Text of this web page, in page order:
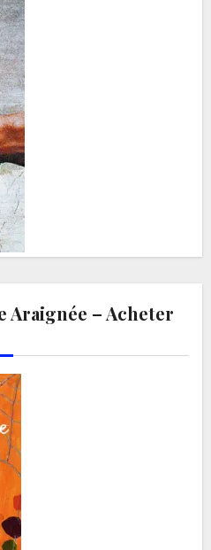
Araignée – Acheter